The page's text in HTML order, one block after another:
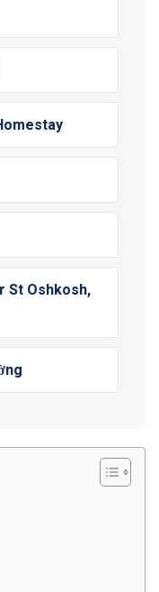
St Oshkosh,